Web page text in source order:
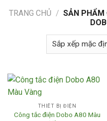
TRANG CHỦ / SẢN PHẨM
THIẾT BỊ ĐIỆN
Công tắc điện Dobo A80 Màu